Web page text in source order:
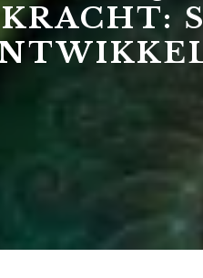
KRACHT: